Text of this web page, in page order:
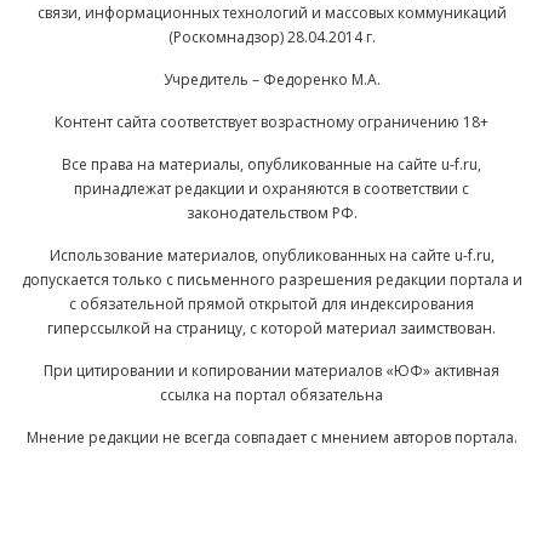
связи, информационных технологий и массовых коммуникаций
(Роскомнадзор) 28.04.2014 г.
Учредитель – Федоренко М.А.
Контент сайта соответствует возрастному ограничению 18+
Все права на материалы, опубликованные на сайте u-f.ru,
принадлежат редакции и охраняются в соответствии с
законодательством РФ.
Использование материалов, опубликованных на сайте u-f.ru,
допускается только с письменного разрешения редакции портала и
с обязательной прямой открытой для индексирования
гиперссылкой на страницу, с которой материал заимствован.
При цитировании и копировании материалов «ЮФ» активная
ссылка на портал обязательна
Мнение редакции не всегда совпадает с мнением авторов портала.